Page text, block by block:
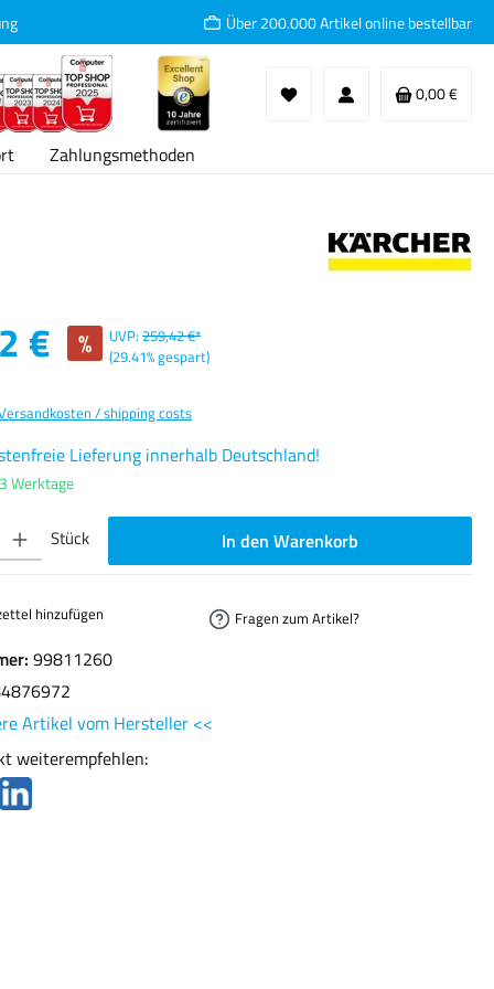
Über 200.000 Artikel online bestellbar
0,00 €
Zahlungsmethoden
€ % UVP: 259,42 €*
(29.41% gespart)
/ shipping costs
Lieferung innerhalb Deutschland!
Werktage
den gewünschten Wert ein oder benutze die Schaltflächen um die Anzahl zu erhöhen
Stück In den Warenkorb
hinzufügen Fragen zum Artikel?
99811260
Artikel vom Hersteller <<
weiterempfehlen: